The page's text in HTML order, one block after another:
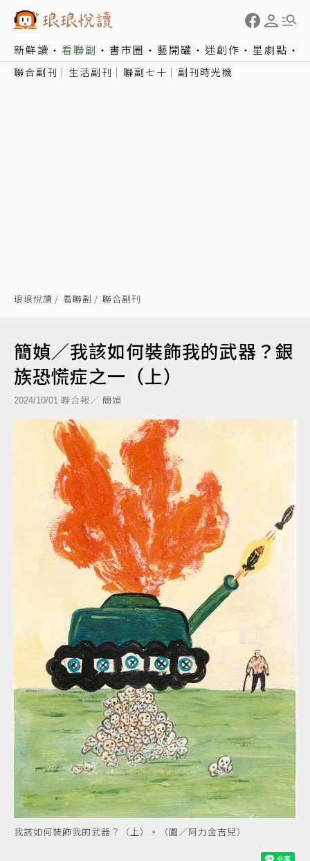
新鮮讀 看聯副 書市圈 藝開罐 迷創作 星劇點
聯合副刊 生活副刊 聯副七十 副刊時光機
琅琅悅讀 看聯副 聯合副刊
簡媜／我該如何裝飾我的武器？銀
族恐慌症之一（上）
2024/10/01 聯合報／ 簡媜
我該如何裝飾我的武器？（上）。（圖／阿力金吉兒）